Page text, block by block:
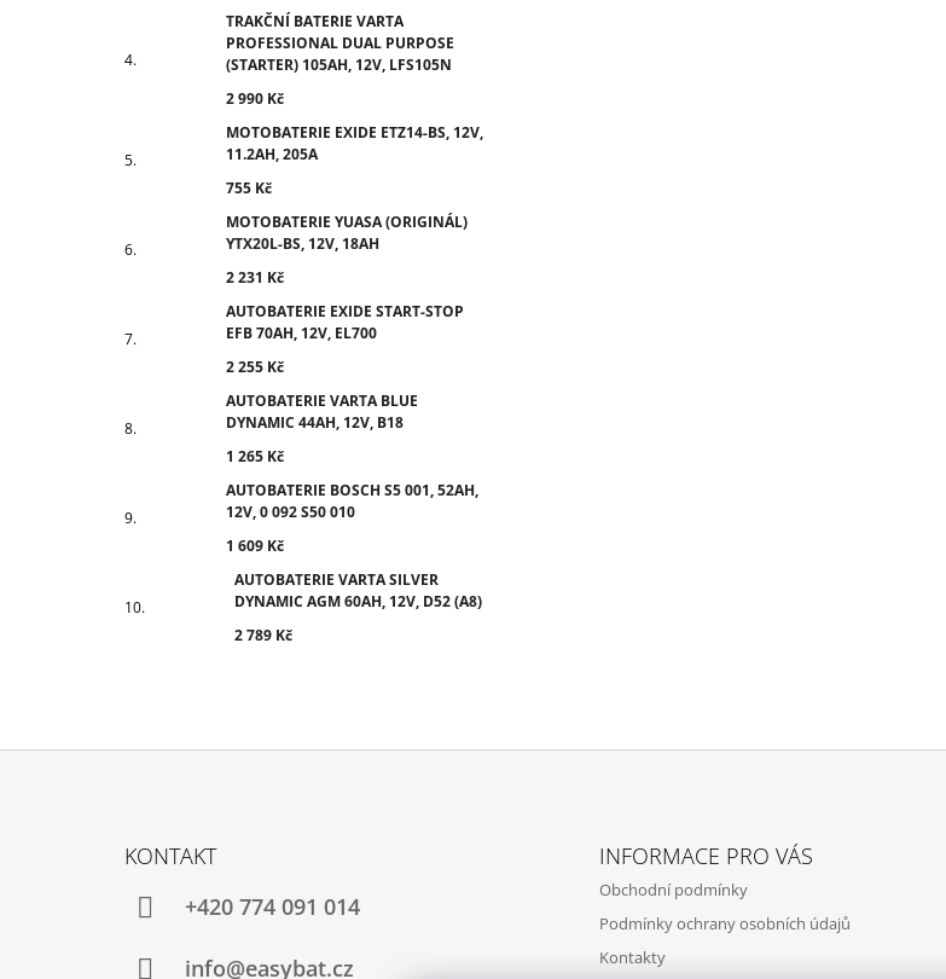
TRAKČNÍ BATERIE VARTA
PROFESSIONAL DUAL PURPOSE
(STARTER) 105AH, 12V, LFS105N
2 990 Kč
MOTOBATERIE EXIDE ETZ14-BS, 12V,
11.2AH, 205A
755 Kč
MOTOBATERIE YUASA (ORIGINÁL)
YTX20L-BS, 12V, 18AH
2 231 Kč
AUTOBATERIE EXIDE START-STOP
EFB 70AH, 12V, EL700
2 255 Kč
AUTOBATERIE VARTA BLUE
DYNAMIC 44AH, 12V, B18
1 265 Kč
AUTOBATERIE BOSCH S5 001, 52AH,
12V, 0 092 S50 010
1 609 Kč
AUTOBATERIE VARTA SILVER
DYNAMIC AGM 60AH, 12V, D52 (A8)
2 789 Kč
KONTAKT
+420 774 091 014
info@easybat.cz
INFORMACE PRO VÁS
Obchodní podmínky
Podmínky ochrany osobních údajů
Kontakty